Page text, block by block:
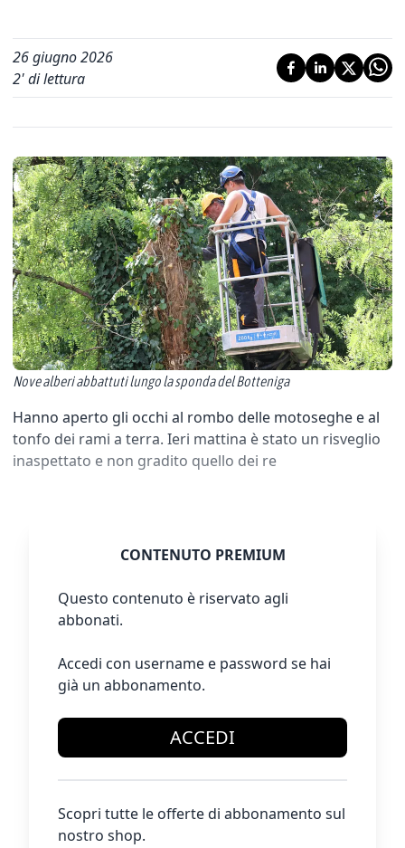
26 giugno 2026
2' di lettura
Nove alberi abbattuti lungo la sponda del Botteniga
Hanno aperto gli occhi al rombo delle motoseghe e al
tonfo dei rami a terra. Ieri mattina è stato un risveglio
inaspettato e non gradito quello dei re
CONTENUTO PREMIUM
Questo contenuto è riservato agli
abbonati.
Accedi con username e password se hai
già un abbonamento.
ACCEDI
Scopri tutte le offerte di abbonamento sul
nostro shop.